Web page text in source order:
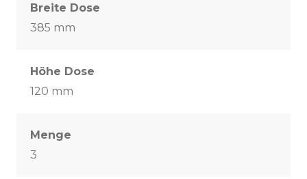
Breite Dose
385 mm
Höhe Dose
120 mm
Menge
3